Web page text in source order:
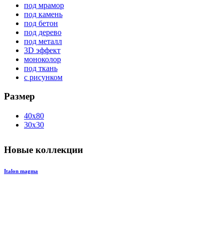
под мрамор
под камень
под бетон
под дерево
под металл
3D эффект
моноколор
под ткань
с рисунком
Размер
40x80
30x30
Новые коллекции
Italon magma